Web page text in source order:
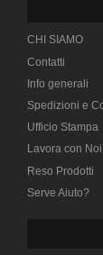
CHI SIAMO
Contatti
Info generali
Spedizioni e
Ufficio Stampa
Lavora con Noi
Reso Prodotti
Serve Aiuto?